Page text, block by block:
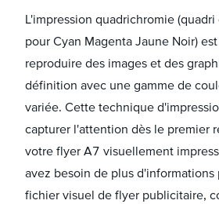
L'impression quadrichromie
pour Cyan Magenta Jaune Noir)
reproduire des images et des
définition avec une gamme de
variée. Cette technique
capturer l'attention dès le premier
votre flyer A7 visuellement
avez besoin de plus d'informations
fichier visuel de flyer publicitaire,